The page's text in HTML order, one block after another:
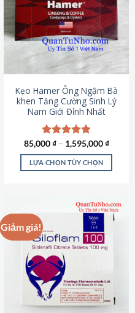
thể.
Các
tùy
chọn
có
thể
được
chọn
trên
trang
sản
phẩm
Kẹo Hamer Ông Ngậm Bà
khen Tăng Cường Sinh Lý
Nam Giới Đỉnh Nhất
Được xếp
hạng5.00
5 sao
85,000₫– 1,595,000₫
LỰA CHỌN TÙY CHỌN
này
nhiều
biến
tùy
chọn
có
Giảm giá!